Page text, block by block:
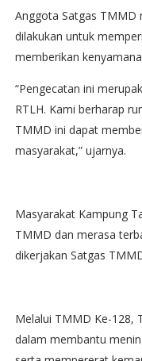
Anggota Satgas TMMD
dilakukan untuk
memberikan
“Pengecatan ini
RTLH. Kami berharap
TMMD ini dapat
masyarakat,” ujarnya.
Masyarakat Kampung
TMMD dan merasa
dikerjakan Satgas
Melalui TMMD Ke-128,
dalam membantu